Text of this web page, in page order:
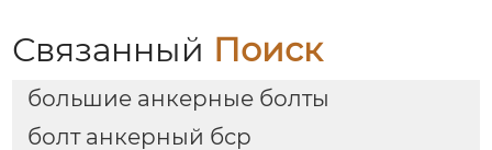
Связанный Поиск
большие анкерные болты
болт анкерный бср